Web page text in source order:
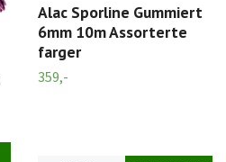
Alac Sporline Gummiert
6mm 10m Assorterte
farger
359,-